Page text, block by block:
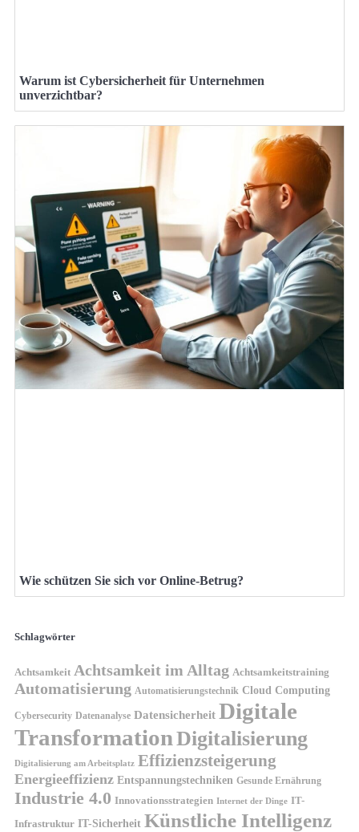
Warum ist Cybersicherheit für Unternehmen
unverzichtbar?
Wie schützen Sie sich vor Online-Betrug?
Schlagwörter
Achtsamkeit Achtsamkeit im Alltag Achtsamkeitstraining
Automatisierung Automatisierungstechnik Cloud Computing
Cybersecurity Datenanalyse Datensicherheit Digitale
TransformationDigitalisierung
Digitalisierung am Arbeitsplatz Effizienzsteigerung
Energieeffizienz Entspannungstechniken Gesunde Ernährung
Industrie 4.0 Innovationsstrategien Internet der Dinge IT-
Infrastruktur IT-Sicherheit Künstliche Intelligenz